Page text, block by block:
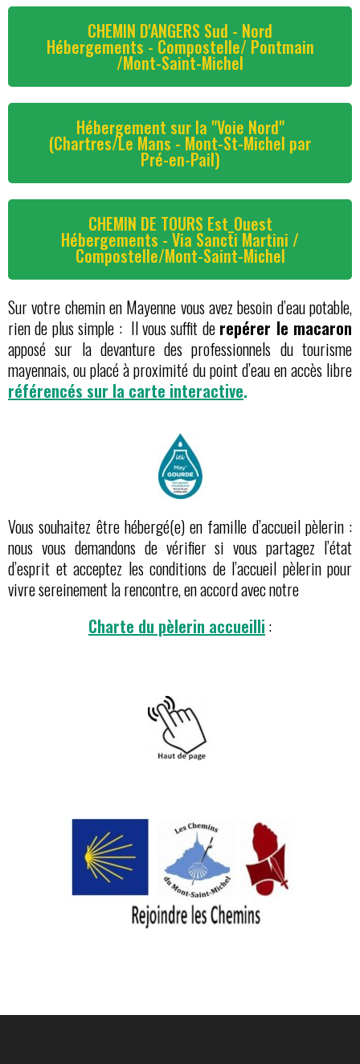
CHEMIN D'ANGERS Sud - Nord
Hébergements - Compostelle/ Pontmain
/Mont-Saint-Michel
Hébergement sur la "Voie Nord"
(Chartres/Le Mans - Mont-St-Michel par
Pré-en-Pail)
CHEMIN DE TOURS Est_Ouest
Hébergements - Via Sancti Martini /
Compostelle/Mont-Saint-Michel
Sur votre chemin en Mayenne vous avez besoin d’eau potable,
rien de plus simple : Il vous suffit de repérer le macaron
apposé sur la devanture des professionnels du tourisme
mayennais, ou placé à proximité du point d’eau en accès libre
référencés sur la carte interactive.
Vous souhaitez être hébergé(e) en famille d’accueil pèlerin :
nous vous demandons de vérifier si vous partagez l’état
d’esprit et acceptez les conditions de l’accueil pèlerin pour
vivre sereinement la rencontre, en accord avec notre
Charte du pèlerin accueilli :